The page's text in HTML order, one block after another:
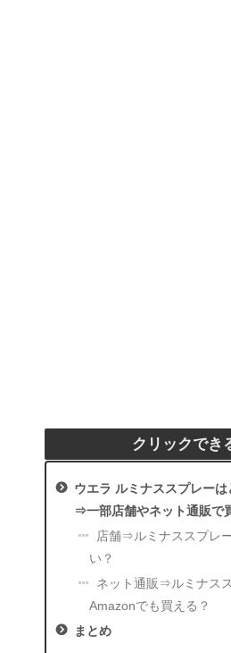
クリックでき
ウエラ ルミナススプレーは
⇒一部店舗やネット通販で
店舗⇒ルミナススプレ
い？
ネット通販⇒ルミナス
Amazonでも買える？
まとめ